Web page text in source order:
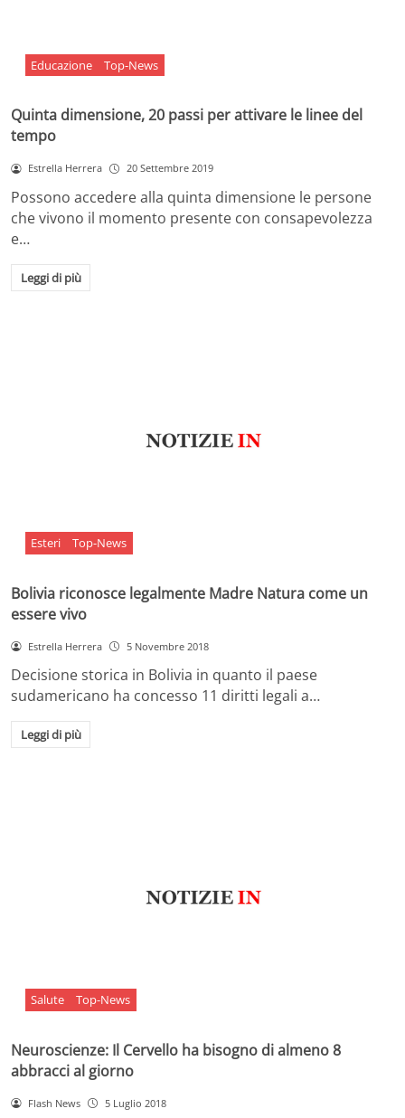
Educazione Top-News
Quinta dimensione, 20 passi per attivare le linee del
tempo
Estrella Herrera 20 Settembre 2019
Possono accedere alla quinta dimensione le persone
che vivono il momento presente con consapevolezza
e…
Leggi di più
Esteri Top-News
Bolivia riconosce legalmente Madre Natura come un
essere vivo
Estrella Herrera 5 Novembre 2018
Decisione storica in Bolivia in quanto il paese
sudamericano ha concesso 11 diritti legali a…
Leggi di più
Salute Top-News
Neuroscienze: Il Cervello ha bisogno di almeno 8
abbracci al giorno
Flash News 5 Luglio 2018